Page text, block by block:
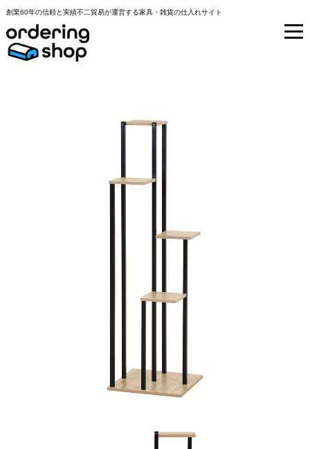
創業60年の信頼と実績不二貿易が運営する家具・雑貨の仕入れサイト